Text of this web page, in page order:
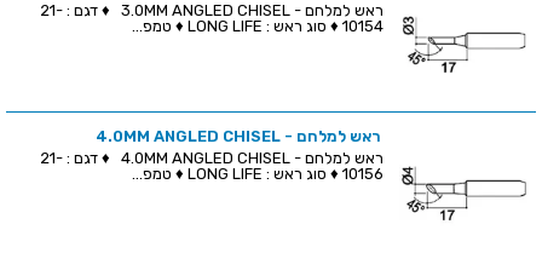
ראש למלחם - 3.0MM ANGLED CHISEL ♦ דגם : 21-
10154 ♦ סוג ראש : LONG LIFE ♦ טמפ...
ראש למלחם - 4.0MM ANGLED CHISEL
ראש למלחם - 4.0MM ANGLED CHISEL ♦ דגם : 21-
10156 ♦ סוג ראש : LONG LIFE ♦ טמפ...